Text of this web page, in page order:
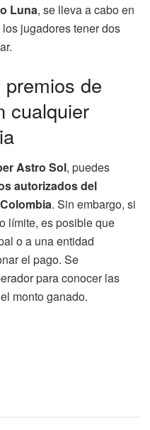
Luna, se lleva a cabo en
jugadores tener dos
de
cualquier
Astro Sol, puedes
autorizados del
. Sin embargo, si
límite, es posible que
o a una entidad
el pago. Se
para conocer las
monto ganado.